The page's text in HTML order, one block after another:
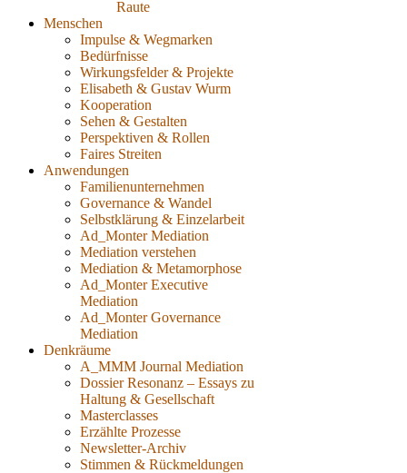
Raute
Menschen
Impulse & Wegmarken
Bedürfnisse
Wirkungsfelder & Projekte
Elisabeth & Gustav Wurm
Kooperation
Sehen & Gestalten
Perspektiven & Rollen
Faires Streiten
Anwendungen
Familienunternehmen
Governance & Wandel
Selbstklärung & Einzelarbeit
Ad_Monter Mediation
Mediation verstehen
Mediation & Metamorphose
Ad_Monter Executive
Mediation
Ad_Monter Governance
Mediation
Denkräume
A_MMM Journal Mediation
Dossier Resonanz – Essays zu
Haltung & Gesellschaft
Masterclasses
Erzählte Prozesse
Newsletter-Archiv
Stimmen & Rückmeldungen